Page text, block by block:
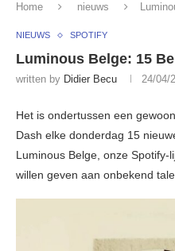
Home nieuws
NIEUWS SPOTIFY
Luminous Belge: 15
written by Didier Becu 24/04/
Het is ondertussen een
Dash elke donderdag 15
Luminous Belge, onze
willen geven aan onbekend